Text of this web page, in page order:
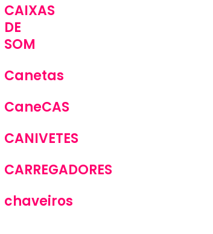
CAIXAS
DE
SOM
Canetas
CaneCAS
CANIVETES
CARREGADORES
chaveiros